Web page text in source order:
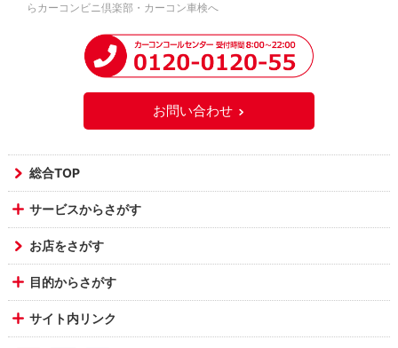
らカーコンビニ倶楽部・カーコン車検へ
お問い合わせ
総合TOP
サービスからさがす
お店をさがす
目的からさがす
サイト内リンク